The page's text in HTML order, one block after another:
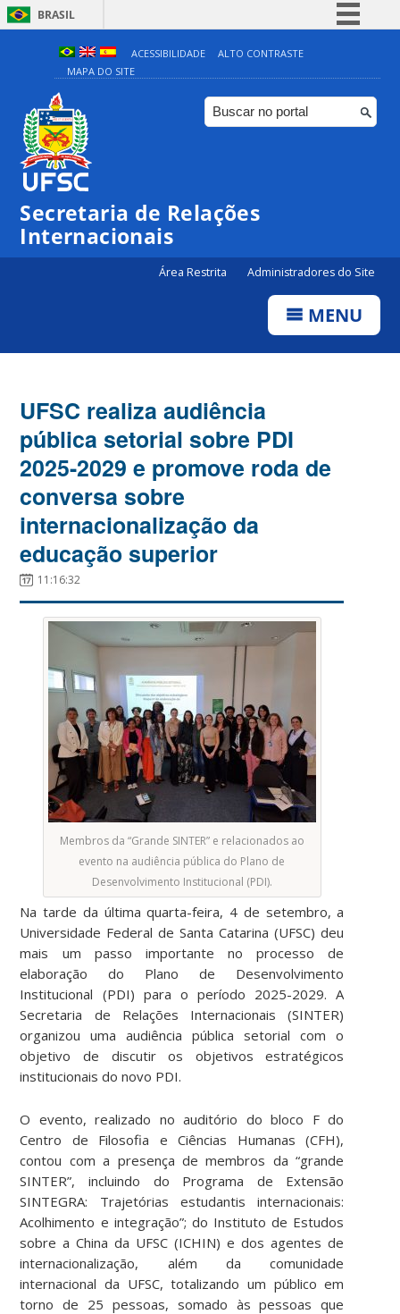
BRASIL
Simplifique!
Comunica BR
Participe
ACESSIBILIDADE
ALTO CONTRASTE
MAPA DO SITE
Secretaria de Relações
Internacionais
Área Restrita Administradores do Site
MENU
UFSC realiza audiência
pública setorial sobre PDI
2025-2029 e promove roda de
conversa sobre
internacionalização da
educação superior
11:16:32
Membros da “Grande SINTER” e relacionados ao
evento na audiência pública do Plano de
Desenvolvimento Institucional (PDI).
Na tarde da última quarta-feira, 4 de setembro, a
Universidade Federal de Santa Catarina (UFSC) deu
mais um passo importante no processo de
elaboração do Plano de Desenvolvimento
Institucional (PDI) para o período 2025-2029. A
Secretaria de Relações Internacionais (SINTER)
organizou uma audiência pública setorial com o
objetivo de discutir os objetivos estratégicos
institucionais do novo PDI.
O evento, realizado no auditório do bloco F do
Centro de Filosofia e Ciências Humanas (CFH),
contou com a presença de membros da “grande
SINTER”, incluindo do Programa de Extensão
SINTEGRA: Trajetórias estudantis internacionais:
Acolhimento e integração”; do Instituto de Estudos
sobre a China da UFSC (ICHIN) e dos agentes de
internacionalização, além da comunidade
internacional da UFSC, totalizando um público em
torno de 25 pessoas, somado às pessoas que